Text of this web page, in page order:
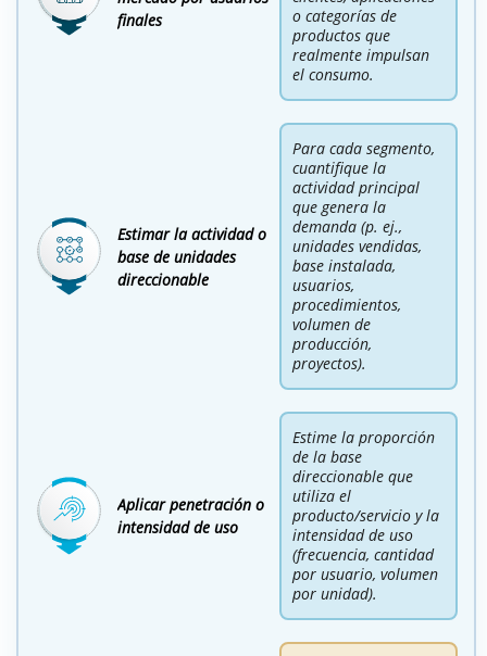
finales
o categorías de
productos que
realmente impulsan
el consumo.
Estimar la actividad o
base de unidades
direccionable
Para cada segmento,
cuantifique la
actividad principal
que genera la
demanda (p. ej.,
unidades vendidas,
base instalada,
usuarios,
procedimientos,
volumen de
producción,
proyectos).
Aplicar penetración o
intensidad de uso
Estime la proporción
de la base
direccionable que
utiliza el
producto/servicio y la
intensidad de uso
(frecuencia, cantidad
por usuario, volumen
por unidad).